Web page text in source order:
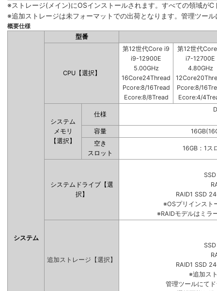
※ストレージ(メイン)にOSインストールされます。すべての領域がC
※追加ストレージは未フォーマットでの出荷となります。管理ツー
概要仕様
システム
型番
CPU【選択】
第12世代Core i9
i9-12900E
5.00GHz
16Core24Thread
Pcore:8/16Tread
Ecore:8/8Tread
第12世代
i7-12700E
4.80GHz
Pcore:8/
Ecore:4/
システム
メモリ
【選択】
仕様
容量
空き
スロット
16GB：1ス
システムドライブ【選
択】
RAID1 SSD
※OSプリインスト
※RAIDモデルはミラ
追加ストレージ【選択】
RAID1 SSD
※追加ス
管理ツールにて